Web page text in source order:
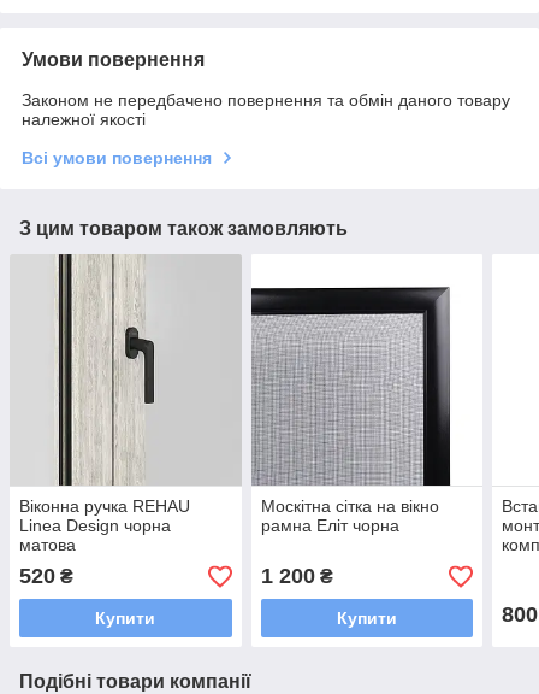
Умови повернення
Законом не передбачено повернення та обмін даного товару
належної якості
Всі умови повернення
З цим товаром також замовляють
Віконна ручка REHAU
Linea Design чорна
матова
520 ₴
Купити
Москітна сітка на вікно
рамна Еліт чорна
1 200₴
Купити 800
Подібні товари компанії